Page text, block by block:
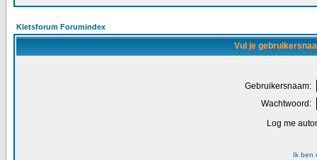
Kletsforum Forumindex
Vul je
Gebruikersnaam:
Wachtwoord:
Log me
Ik ben